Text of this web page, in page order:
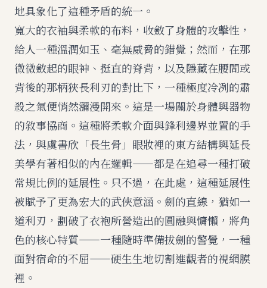
地具象化了這種矛盾的統一。
寬大的衣袖與柔軟的布料，收斂了身體的攻擊性，
給人一種溫潤如玉、毫無威脅的錯覺；然而，在那
微微斂起的眼神、挺直的脊背，以及隱藏在腰間或
背後的那柄狹長利刃的對比下，一種極度冷冽的肅
殺之氣便悄然瀰漫開來。這是一場關於身體與器物
的敘事協商。這種將柔軟介面與鋒利邊界並置的手
法，與虞書欣「長生骨」眼妝裡的東方結構與延長
美學有著相似的內在邏輯——都是在追尋一種打破
常規比例的延展性。只不過，在此處，這種延展性
被賦予了更為宏大的武俠意涵。劍的直線，猶如一
道利刃，劃破了衣袍所營造出的圓融與慵懶，將角
色的核心特質——一種隨時準備拔劍的警覺，一種
面對宿命的不屈——硬生生地切割進觀者的視網膜
裡。